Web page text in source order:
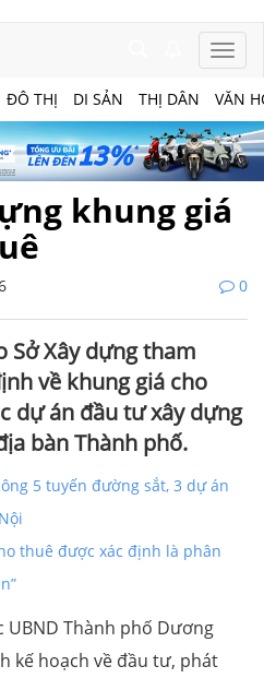
ĐÔ THỊ DI SẢN THỊ DÂN VĂN
khung giá
0
Sở Xây dựng tham
về khung giá cho
dự án đầu tư xây dựng
bàn Thành phố.
5 tuyến đường sắt, 3 dự án
thuê được xác định là phân
Thành phố Dương
kế hoạch về đầu tư, phát